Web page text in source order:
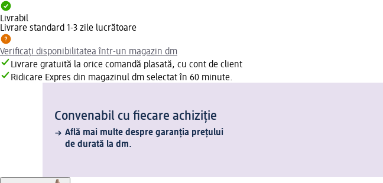
Livrabil
Livrare standard 1-3 zile lucrătoare
Verificați disponibilitatea într-un magazin dm
Livrare gratuită la orice comandă plasată, cu cont de client
Ridicare Expres din magazinul dm selectat în 60 minute.
Convenabil cu fiecare achiziție
Află mai multe despre garanția prețului
de durată la dm.